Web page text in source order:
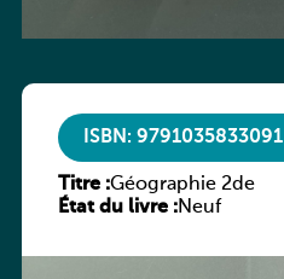
ISBN: 9791035833091
Titre :Géographie 2de
État du livre :Neuf